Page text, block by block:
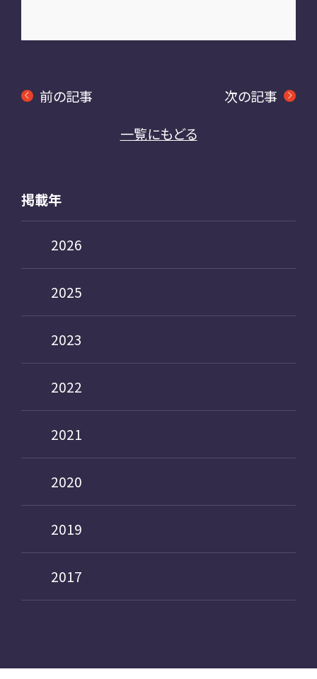
前の記事
一覧にもどる
次の記事
掲載年
2026
2025
2023
2022
2021
2020
2019
2017